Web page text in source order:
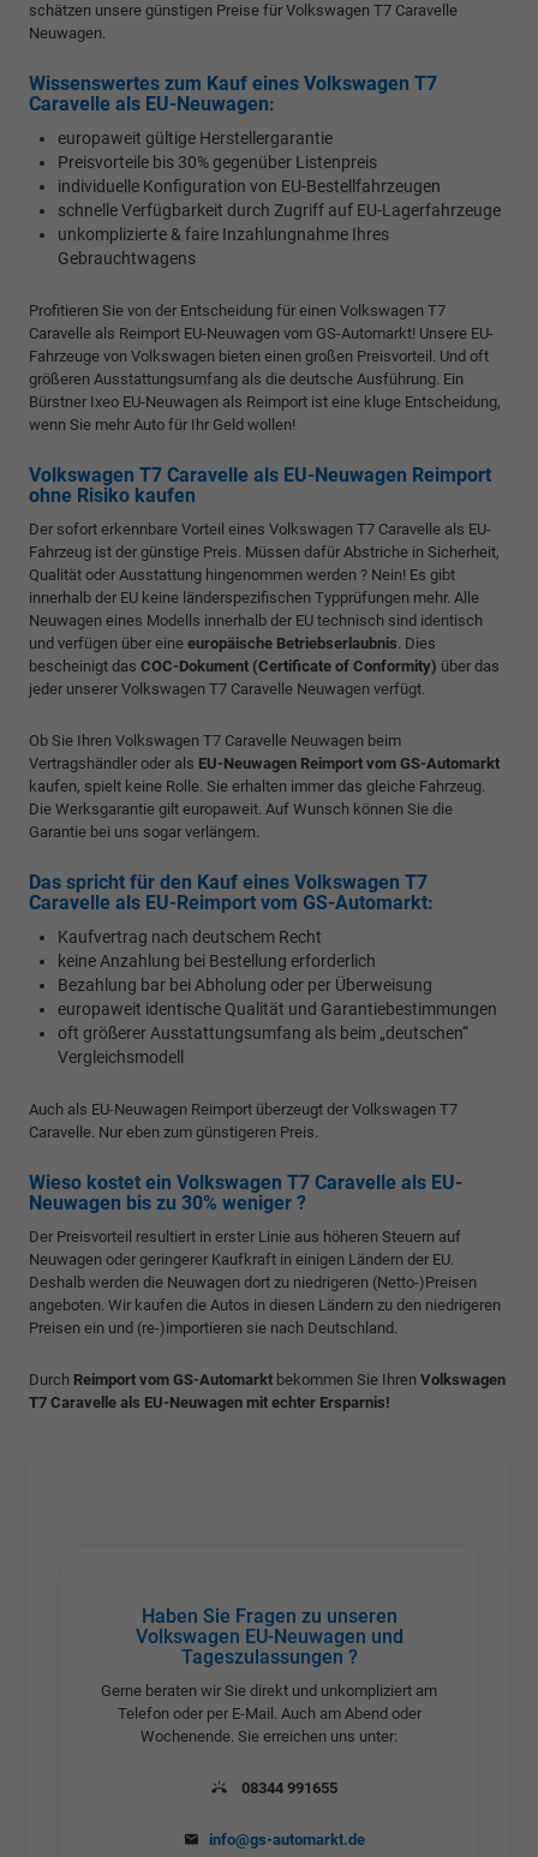
schätzen unsere günstigen Preise für Volkswagen T7 Caravelle
Neuwagen.
Wissenswertes zum Kauf eines Volkswagen T7
Caravelle als EU-Neuwagen:
europaweit gültige Herstellergarantie
Preisvorteile bis 30% gegenüber Listenpreis
individuelle Konfiguration von EU-Bestellfahrzeugen
schnelle Verfügbarkeit durch Zugriff auf EU-Lagerfahrzeuge
unkomplizierte & faire Inzahlungnahme Ihres
Gebrauchtwagens
Profitieren Sie von der Entscheidung für einen Volkswagen T7
Caravelle als Reimport EU-Neuwagen vom GS-Automarkt! Unsere EU-
Fahrzeuge von Volkswagen bieten einen großen Preisvorteil. Und oft
größeren Ausstattungsumfang als die deutsche Ausführung. Ein
Bürstner Ixeo EU-Neuwagen als Reimport ist eine kluge Entscheidung,
wenn Sie mehr Auto für Ihr Geld wollen!
Volkswagen T7 Caravelle als EU-Neuwagen Reimport
ohne Risiko kaufen
Der sofort erkennbare Vorteil eines Volkswagen T7 Caravelle als EU-
Fahrzeug ist der günstige Preis. Müssen dafür Abstriche in Sicherheit,
Qualität oder Ausstattung hingenommen werden ? Nein! Es gibt
innerhalb der EU keine länderspezifischen Typprüfungen mehr. Alle
Neuwagen eines Modells innerhalb der EU technisch sind identisch
und verfügen über eine europäische Betriebserlaubnis. Dies
bescheinigt das COC-Dokument (Certificate of Conformity) über das
jeder unserer Volkswagen T7 Caravelle Neuwagen verfügt.
Ob Sie Ihren Volkswagen T7 Caravelle Neuwagen beim
Vertragshändler oder als EU-Neuwagen Reimport vom GS-Automarkt
kaufen, spielt keine Rolle. Sie erhalten immer das gleiche Fahrzeug.
Die Werksgarantie gilt europaweit. Auf Wunsch können Sie die
Garantie bei uns sogar verlängern.
Das spricht für den Kauf eines Volkswagen T7
Caravelle als EU-Reimport vom GS-Automarkt:
Kaufvertrag nach deutschem Recht
keine Anzahlung bei Bestellung erforderlich
Bezahlung bar bei Abholung oder per Überweisung
europaweit identische Qualität und Garantiebestimmungen
oft größerer Ausstattungsumfang als beim „deutschen“
Vergleichsmodell
Auch als EU-Neuwagen Reimport überzeugt der Volkswagen T7
Caravelle. Nur eben zum günstigeren Preis.
Wieso kostet ein Volkswagen T7 Caravelle als EU-
Neuwagen bis zu 30% weniger ?
Der Preisvorteil resultiert in erster Linie aus höheren Steuern auf
Neuwagen oder geringerer Kaufkraft in einigen Ländern der EU.
Deshalb werden die Neuwagen dort zu niedrigeren (Netto-)Preisen
angeboten. Wir kaufen die Autos in diesen Ländern zu den niedrigeren
Preisen ein und (re-)importieren sie nach Deutschland.
Durch Reimport vom GS-Automarkt bekommen Sie Ihren Volkswagen
T7 Caravelle als EU-Neuwagen mit echter Ersparnis!
Haben Sie Fragen zu unseren
Volkswagen EU-Neuwagen und
Tageszulassungen ?
Gerne beraten wir Sie direkt und unkompliziert am
Telefon oder per E-Mail. Auch am Abend oder
Wochenende. Sie erreichen uns unter:
08344 991655
info@gs-automarkt.de